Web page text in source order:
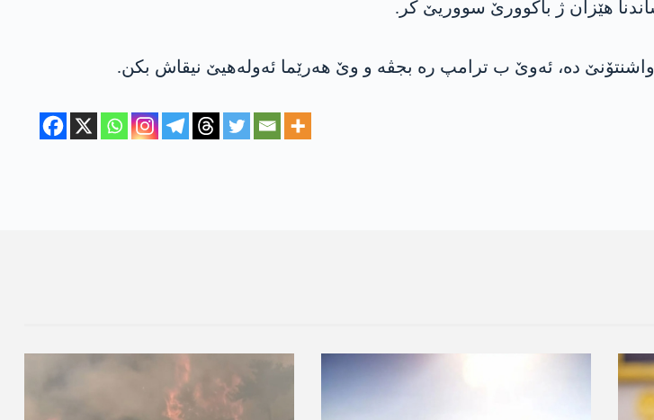
هێزان ژ باكوورێ سووریێ كر.
ده‌، ئه‌وێ ب ترامپ ره‌ بجڤه‌ و وێ هه‌رێما ئه‌وله‌هیێ نیقاش بكن.